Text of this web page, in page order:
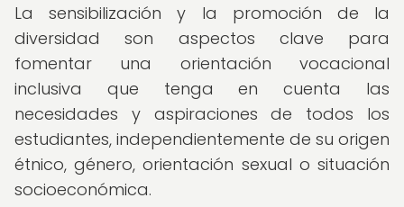
La sensibilización y la promoción de la
diversidad son aspectos clave para
fomentar una orientación vocacional
inclusiva que tenga en cuenta las
necesidades y aspiraciones de todos los
estudiantes, independientemente de su origen
étnico, género, orientación sexual o situación
socioeconómica.